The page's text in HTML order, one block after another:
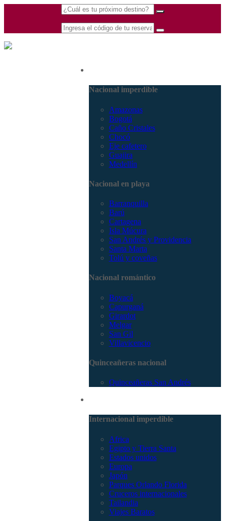
Nacional imperdible
Amazonas
Bogotá
Caño Cristales
Chocó
Eje cafetero
Guajira
Medellín
Nacional en playa
Barranquilla
Barú
Cartagena
Isla Múcura
San Andrés y Providencia
Santa Marta
Tolú y coveñas
Nacional romántico
Boyacá
Capurganá
Girardot
Melgar
San Gil
Villavicencio
Quinceañeras nacional
Quinceañeras San Andrés
Internacional imperdible
Africa
Egipto y Tierra Santa
Estados unidos
Europa
Japón
Parques Orlando Florida
Cruceros internacionales
Tailandia
Viajes Baratos